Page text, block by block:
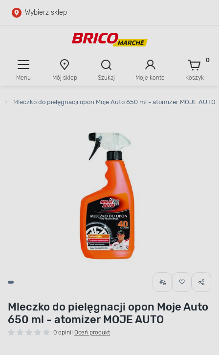
Przejdź do głównej zawartości
Wybierz sklep
Menu Mój sklep Szukaj Moje konto Koszyk
0
> Mleczko do pielęgnacji opon Moje Auto 650 ml - atomizer MOJE AUTO
Mleczko do pielęgnacji opon Moje Auto
650 ml - atomizer MOJE AUTO
0 opinii Oceń produkt